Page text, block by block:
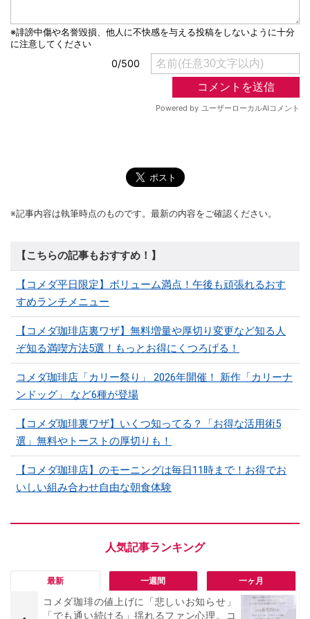
※記事内容は執筆時点のものです。最新の内容をご確認ください。
【こちらの記事もおすすめ！】
【コメダ平日限定】ボリューム満点！午後も頑張れるおす
すめランチメニュー
【コメダ珈琲店裏ワザ】無料増量や厚切り変更など知る人
ぞ知る満喫方法5選！もっとお得にくつろげる！
コメダ珈琲店「カリー祭り」 2026年開催！ 新作「カリーナ
ンドッグ」 など6種が登場
【コメダ珈琲裏ワザ】いくつ知ってる？「お得な活用術5
選」無料やトーストの厚切りも！
【コメダ珈琲店】のモーニングは毎日11時まで！お得でお
いしい組み合わせ自由な朝食体験
最新 一週間 一ヶ月
コメダ珈琲の値上げに「悲しいお知らせ」
「でも通い続ける」揺れるファン心理。コ